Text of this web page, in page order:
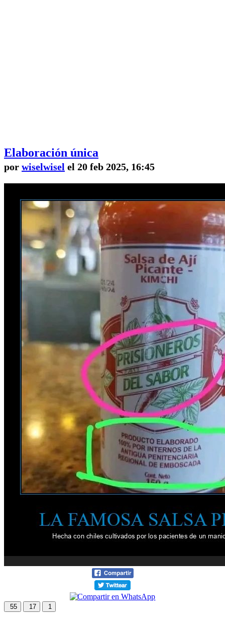
Elaboración única
por wiselwisel el 20 feb 2025, 16:45
55 17 1